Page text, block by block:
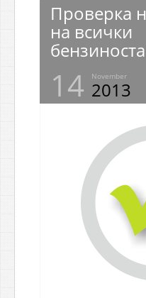
Проверка
на всички
14 November
2013